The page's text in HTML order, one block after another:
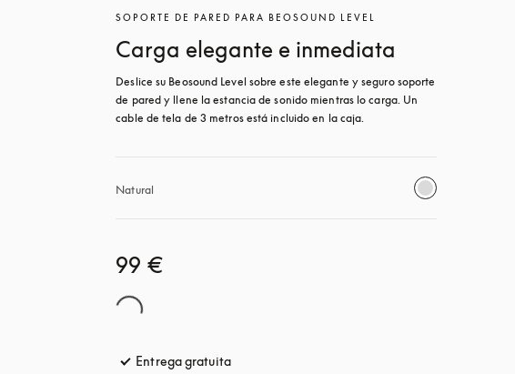
SOPORTE DE PARED PARA BEOSOUND LEVEL
Carga elegante e inmediata
Deslice su Beosound Level sobre este elegante y seguro soporte
de pared y llene la estancia de sonido mientras lo carga. Un
cable de tela de 3 metros está incluido en la caja.
Natural
99 €
Entrega gratuitaapertura en una pestaña nueva